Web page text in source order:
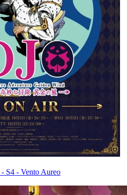
S4 - Vento Aureo